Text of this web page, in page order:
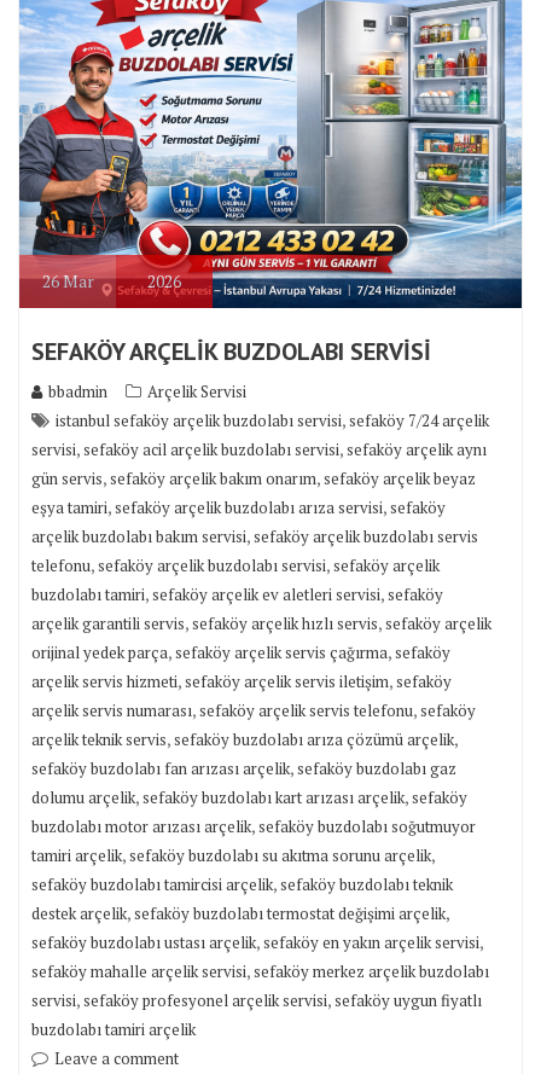
26Mar 2026
SEFAKÖY ARÇELİK BUZDOLABI SERVİSİ
bbadmin
Arçelik Servisi
istanbul sefaköy arçelik buzdolabı servisi,sefaköy 7/24 arçelik
servisi,sefaköy acil arçelik buzdolabı servisi,sefaköy arçelik aynı
gün servis,sefaköy arçelik bakım onarım,sefaköy arçelik beyaz
eşya tamiri,sefaköy arçelik buzdolabı arıza servisi,sefaköy
arçelik buzdolabı bakım servisi,sefaköy arçelik buzdolabı servis
telefonu,sefaköy arçelik buzdolabı servisi,sefaköy arçelik
buzdolabı tamiri,sefaköy arçelik ev aletleri servisi,sefaköy
arçelik garantili servis,sefaköy arçelik hızlı servis,sefaköy arçelik
orijinal yedek parça,sefaköy arçelik servis çağırma,sefaköy
arçelik servis hizmeti,sefaköy arçelik servis iletişim,sefaköy
arçelik servis numarası,sefaköy arçelik servis telefonu,sefaköy
arçelik teknik servis,sefaköy buzdolabı arıza çözümü arçelik,
sefaköy buzdolabı fan arızası arçelik,sefaköy buzdolabı gaz
dolumu arçelik,sefaköy buzdolabı kart arızası arçelik,sefaköy
buzdolabı motor arızası arçelik,sefaköy buzdolabı soğutmuyor
tamiri arçelik,sefaköy buzdolabı su akıtma sorunu arçelik,
sefaköy buzdolabı tamircisi arçelik,sefaköy buzdolabı teknik
destek arçelik,sefaköy buzdolabı termostat değişimi arçelik,
sefaköy buzdolabı ustası arçelik,sefaköy en yakın arçelik servisi,
sefaköy mahalle arçelik servisi,sefaköy merkez arçelik buzdolabı
servisi,sefaköy profesyonel arçelik servisi,sefaköy uygun fiyatlı
buzdolabı tamiri arçelik
Leave a comment